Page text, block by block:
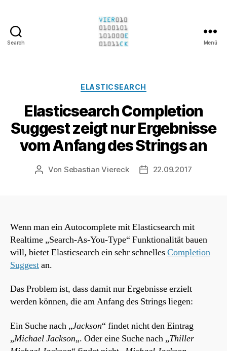
Search Menü
Kategorien
ELASTICSEARCH
Elasticsearch Completion
Suggest zeigt nur Ergebnisse
vom Anfang des Strings an
Beitragsautor
Von Sebastian Viereck Beitragsdatum
22.09.2017
Wenn man ein Autocomplete mit Elasticsearch mit
Realtime „Search-As-You-Type“ Funktionalität bauen
will, bietet Elasticsearch ein sehr schnellesCompletion
Suggestan.
Das Problem ist, dass damit nur Ergebnisse erzielt
werden können, die am Anfang des Strings liegen:
Ein Suche nach „Jackson“ findet nicht den Eintrag
„Michael Jackson„. Oder eine Suche nach „Thiller